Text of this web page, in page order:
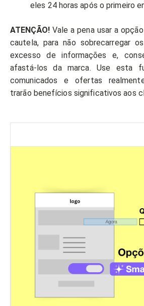
eles 24 horas após o primeiro
ATENÇÃO!Vale a pena usar a
cautela, para não sobrecarregar
excesso de informações e,
afastá-los da marca. Use esta
comunicados e ofertas
trarão benefícios significativos aos